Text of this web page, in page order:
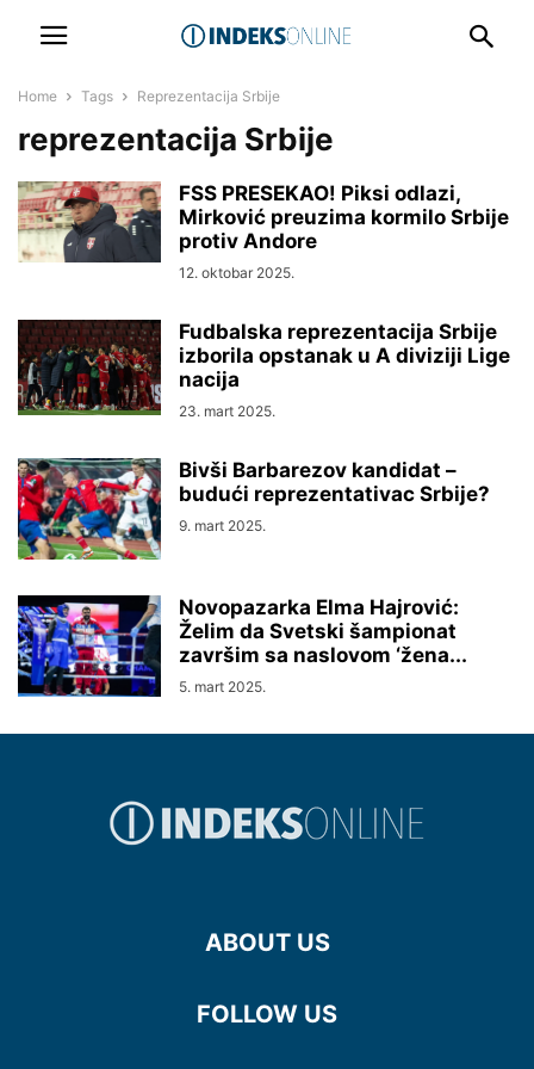
Home Tags Reprezentacija Srbije
reprezentacija Srbije
FSS PRESEKAO! Piksi odlazi,
Mirković preuzima kormilo Srbije
protiv Andore
12. oktobar 2025.
Fudbalska reprezentacija Srbije
izborila opstanak u A diviziji Lige
nacija
23. mart 2025.
Bivši Barbarezov kandidat –
budući reprezentativac Srbije?
9. mart 2025.
Novopazarka Elma Hajrović:
Želim da Svetski šampionat
završim sa naslovom ‘žena...
5. mart 2025.
ABOUT US
FOLLOW US